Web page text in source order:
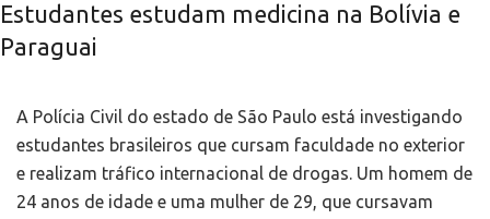
Estudantes estudam medicina na Bolívia e
Paraguai
A Polícia Civil do estado de São Paulo está investigando
estudantes brasileiros que cursam faculdade no exterior
e realizam tráfico internacional de drogas. Um homem de
24 anos de idade e uma mulher de 29, que cursavam